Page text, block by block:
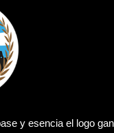
y esencia el logo